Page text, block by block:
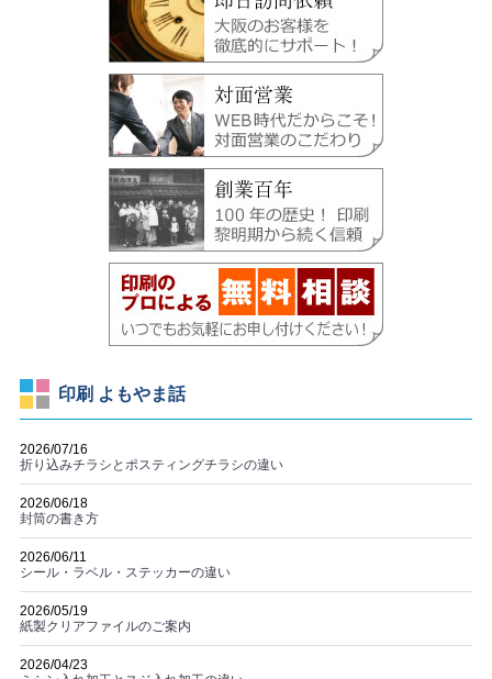
印刷 よもやま話
2026/07/16
折り込みチラシとポスティングチラシの違い
2026/06/18
封筒の書き方
2026/06/11
シール・ラベル・ステッカーの違い
2026/05/19
紙製クリアファイルのご案内
2026/04/23